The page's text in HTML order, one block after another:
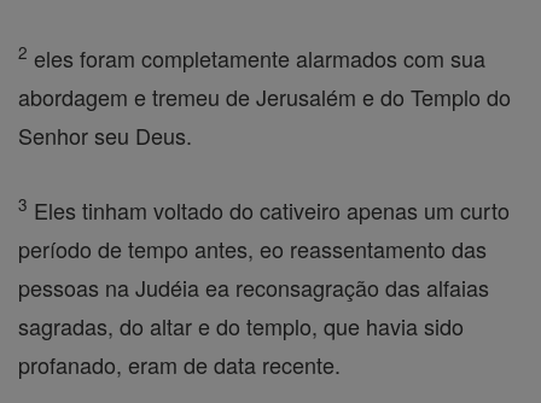
2 eles foram completamente alarmados com sua
abordagem e tremeu de Jerusalém e do Templo do
Senhor seu Deus.
3 Eles tinham voltado do cativeiro apenas um curto
período de tempo antes, eo reassentamento das
pessoas na Judéia ea reconsagração das alfaias
sagradas, do altar e do templo, que havia sido
profanado, eram de data recente.